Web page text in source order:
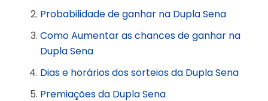
Probabilidade de ganhar na Dupla Sena
Como Aumentar as chances de ganhar na
Dupla Sena
Dias e horários dos sorteios da Dupla Sena
Premiações da Dupla Sena